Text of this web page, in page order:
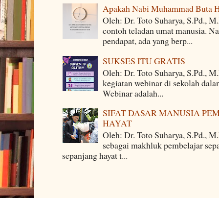
Apakah Nabi Muhammad Buta
Oleh: Dr. Toto Suharya, S.Pd.,
contoh teladan umat manusia.
pendapat, ada yang berp...
SUKSES ITU GRATIS
Oleh: Dr. Toto Suharya, S.Pd.,
kegiatan webinar di sekolah
Webinar adalah...
SIFAT DASAR MANUSIA
HAYAT
Oleh: Dr. Toto Suharya, S.Pd.,
sebagai makhluk pembelajar
sepanjang hayat t...